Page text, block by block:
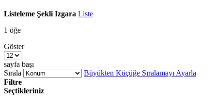
Listeleme Şekli Izgara Liste
1 öğe
Göster
sayfa başı
Sırala
Büyükten Küçüğe Sıralamayı Ayarla
Filtre
Seçtikleriniz